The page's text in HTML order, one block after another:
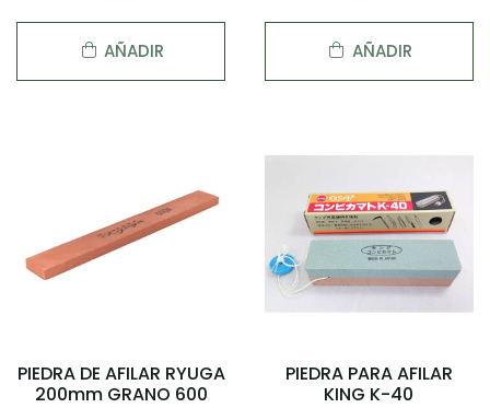
AÑADIR AÑADIR
PIEDRA DE AFILAR RYUGA
200mm GRANO 600
PIEDRA PARA AFILAR
KING K-40